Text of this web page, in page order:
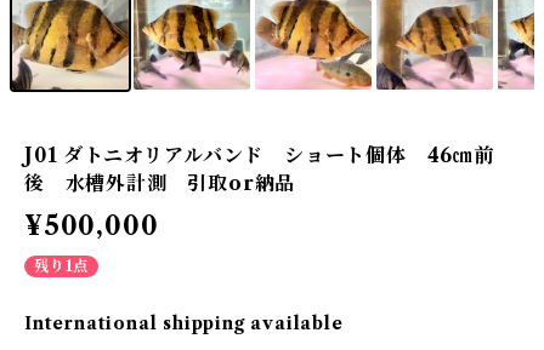
J01 ダトニオリアルバンド ショート個体 46㎝前
後 水槽外計測 引取or納品
¥500,000
残り1点
International shipping available